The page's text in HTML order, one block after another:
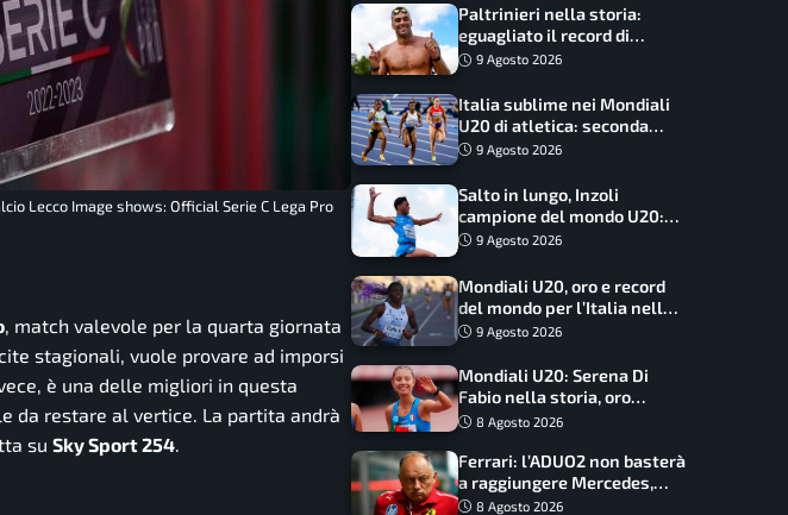
Lecco Image shows: Official Serie C Lega Pro
, match valevole per la quarta giornata
stagionali, vuole provare ad imporsi
è una delle migliori in questa
da restare al vertice. La partita andrà
su Sky Sport 254.
Paltrinieri nella storia:
eguagliato il record di
medaglie di Federica
9 Agosto 2026
Italia sublime nei Mondiali
U20 di atletica: seconda
dietro solo agli USA nel
9 Agosto 2026
Salto in lungo, Inzoli
campione del mondo U20:
basta un centimetro
9 Agosto 2026
Mondiali U20, oro e record
del mondo per l’Italia nella
4×100 mista: Doualla
9 Agosto 2026
Mondiali U20: Serena Di
Fabio nella storia, oro
dominio totale nei 5000 di
8 Agosto 2026
Ferrari: l’ADUO2 non basterà
a raggiungere Mercedes,
novità per la Macarena
8 Agosto 2026